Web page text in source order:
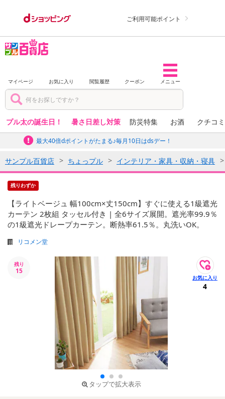
ご利用可能ポイント
マイページ お気に入り 閲覧履歴 クーポン メニュー
プル太の誕生日！ 暑さ日差し対策 防災特集 お酒 クチコ
最大40倍dポイントがたまる♪毎月10日はdsデー！
サンプル百貨店 ちょっプル インテリア・家具・収納・寝具
残りわずか
【ライトベージュ 幅100cm×丈150cm】すぐに使える1級遮光
カーテン 2枚組 タッセル付き | 全6サイズ展開。遮光率99.9％
の1級遮光ドレープカーテン。断熱率61.5％。丸洗いOK。
リコメン堂
残り
15
タップで拡大表示
4